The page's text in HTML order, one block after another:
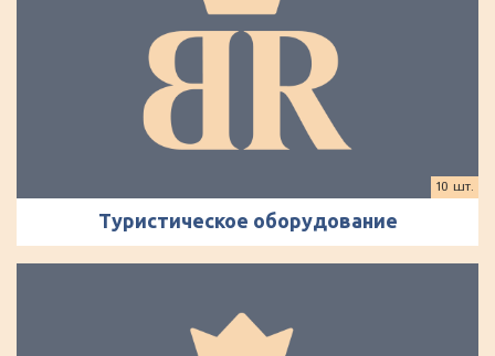
Туристическое оборудование
10 шт.